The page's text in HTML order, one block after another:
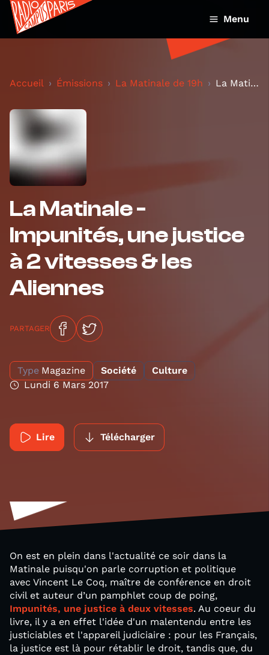
Menu
Accueil Émissions La Matinale de 19h La Matinale - Impunités, une justice à 2 vitesses...
La Matinale -
Impunités, une justice
à 2 vitesses & les
Aliennes
PARTAGER
Type Magazine Société
Culture
Lundi 6 Mars 2017
Lire Télécharger
On est en plein dans l'actualité ce soir dans la
Matinale puisqu'on parle corruption et politique
avec Vincent Le Coq, maître de conférence en droit
civil et auteur d’un pamphlet coup de poing,
Impunités, une justice à deux vitesses. Au coeur du
livre, il y a en effet l'idée d'un malentendu entre les
justiciables et l'appareil judiciaire : pour les Français,
la justice est là pour rétablir le droit, tandis que, du